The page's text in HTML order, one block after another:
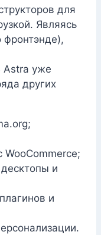
для
Являясь
фронтэнде),
Astra уже
других
WooCommerce;
и
и